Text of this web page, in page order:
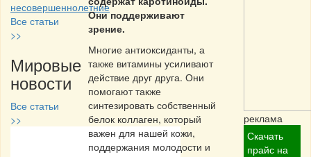
несовершеннолетние
Все статьи
>>
Мировые
новости
Все статьи
>>
Они поддерживают
зрение.
Многие антиоксиданты, а
также витамины усиливают
действие друг друга. Они
помогают также
синтезировать собственный
белок коллаген, который
важен для нашей кожи,
поддержания молодости и
реклама
Скачать
прайс на